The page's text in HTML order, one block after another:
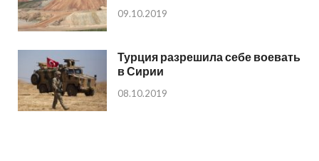
09.10.2019
Турция разрешила себе воевать
в Сирии
08.10.2019